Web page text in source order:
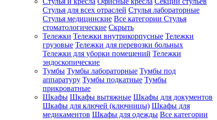
Стулья для всех отраслей Стулья лабораторные
Стулья медицинские Все категории Стулья
стоматологические Скрыть
Тележки Тележки внутрикорпусные Тележки
грузовые Тележки для перевозки больных
Тележки для уборки помещений Тележки
эндоскопические
Тумбы Тумбы лабораторные Тумбы под
аппаратуру Тумбы подкатные Тумбы
прикроватные
Шкафы Шкафы вытяжные Шкафы для документов
Шкафы для ключей (ключницы) Шкафы для
медикаментов Шкафы для одежды Все категории